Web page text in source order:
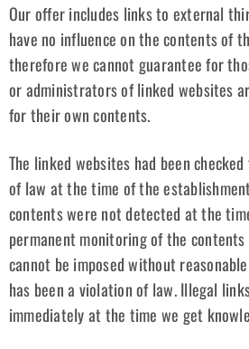
Our offer includes links to external
have no influence on the contents of
therefore we cannot guarantee for
or administrators of linked websites
for their own contents.
The linked websites had been
of law at the time of the
contents were not detected at the
permanent monitoring of the
cannot be imposed without
has been a violation of law. Illegal
immediately at the time we get